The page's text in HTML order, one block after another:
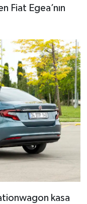
Fiat Egea’nın
kasa